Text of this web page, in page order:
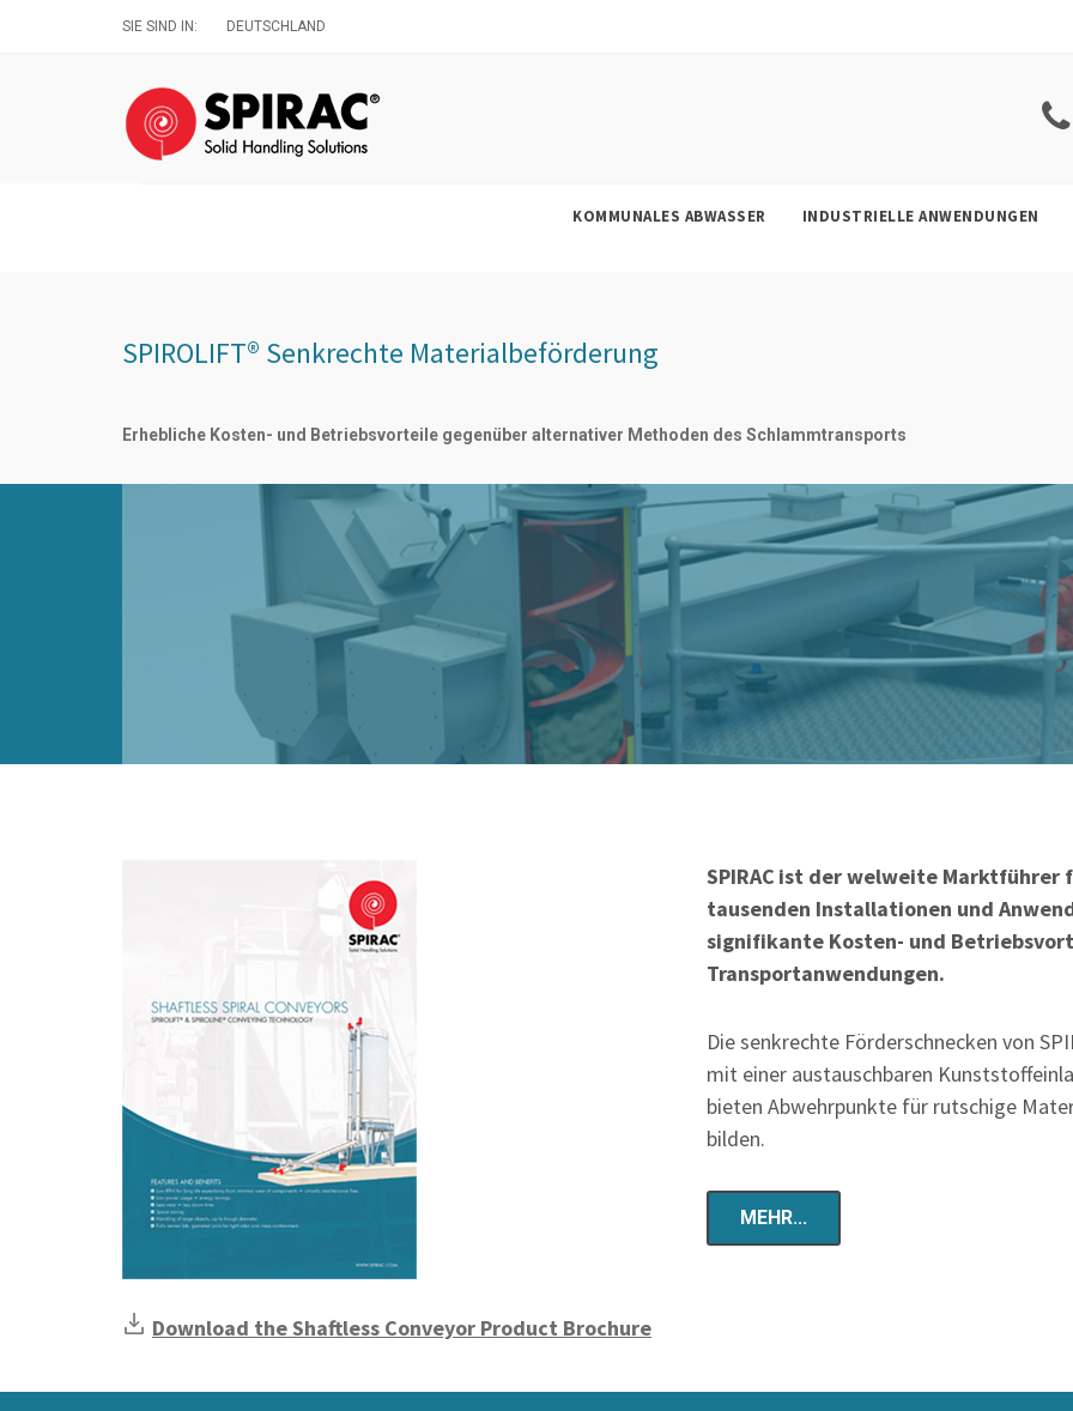
SIE SIND IN: DEUTSCHLAND
KOMMUNALES ABWASSER INDUSTRIELLE ANWENDUNGEN
SPIROLIFT® Senkrechte Materialbeförderung
Erhebliche Kosten- und Betriebsvorteile gegenüber alternativer Methoden des Schlammtransports
Download the Shaftless Conveyor Product Brochure
SPIRAC ist der welweite Marktführer
tausenden Installationen und
signifikante Kosten- und
Transportanwendungen.
Die senkrechte Förderschnecken von
mit einer austauschbaren
bieten Abwehrpunkte für rutschige
bilden.
MEHR...